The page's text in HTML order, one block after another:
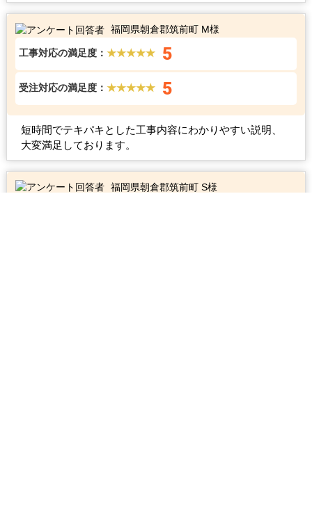
福岡県朝倉郡筑前町 M様
工事対応の満足度： ★★★★★ 5
受注対応の満足度： ★★★★★ 5
短時間でテキパキとした工事内容にわかりやすい説明、
大変満足しております。
福岡県朝倉郡筑前町 S様